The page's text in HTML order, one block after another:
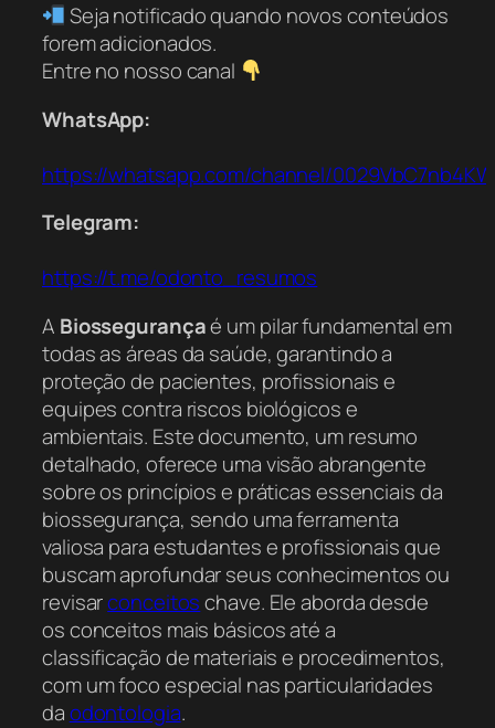
Seja notificado quando novos conteúdos
forem adicionados.
Entre no nosso canal
WhatsApp:
https://whatsapp.com/channel/
Telegram:
https://t.me/odonto_resumos
A Biossegurançaé um pilar fundamental em
todas as áreas da saúde, garantindo a
proteção de pacientes, profissionais e
equipes contra riscos biológicos e
ambientais. Este documento, um resumo
detalhado, oferece uma visão abrangente
sobre os princípios e práticas essenciais da
biossegurança, sendo uma ferramenta
valiosa para estudantes e profissionais que
buscam aprofundar seus conhecimentos ou
revisarconceitoschave. Ele aborda desde
os conceitos mais básicos até a
classificação de materiais e procedimentos,
com um foco especial nas particularidades
daodontologia.